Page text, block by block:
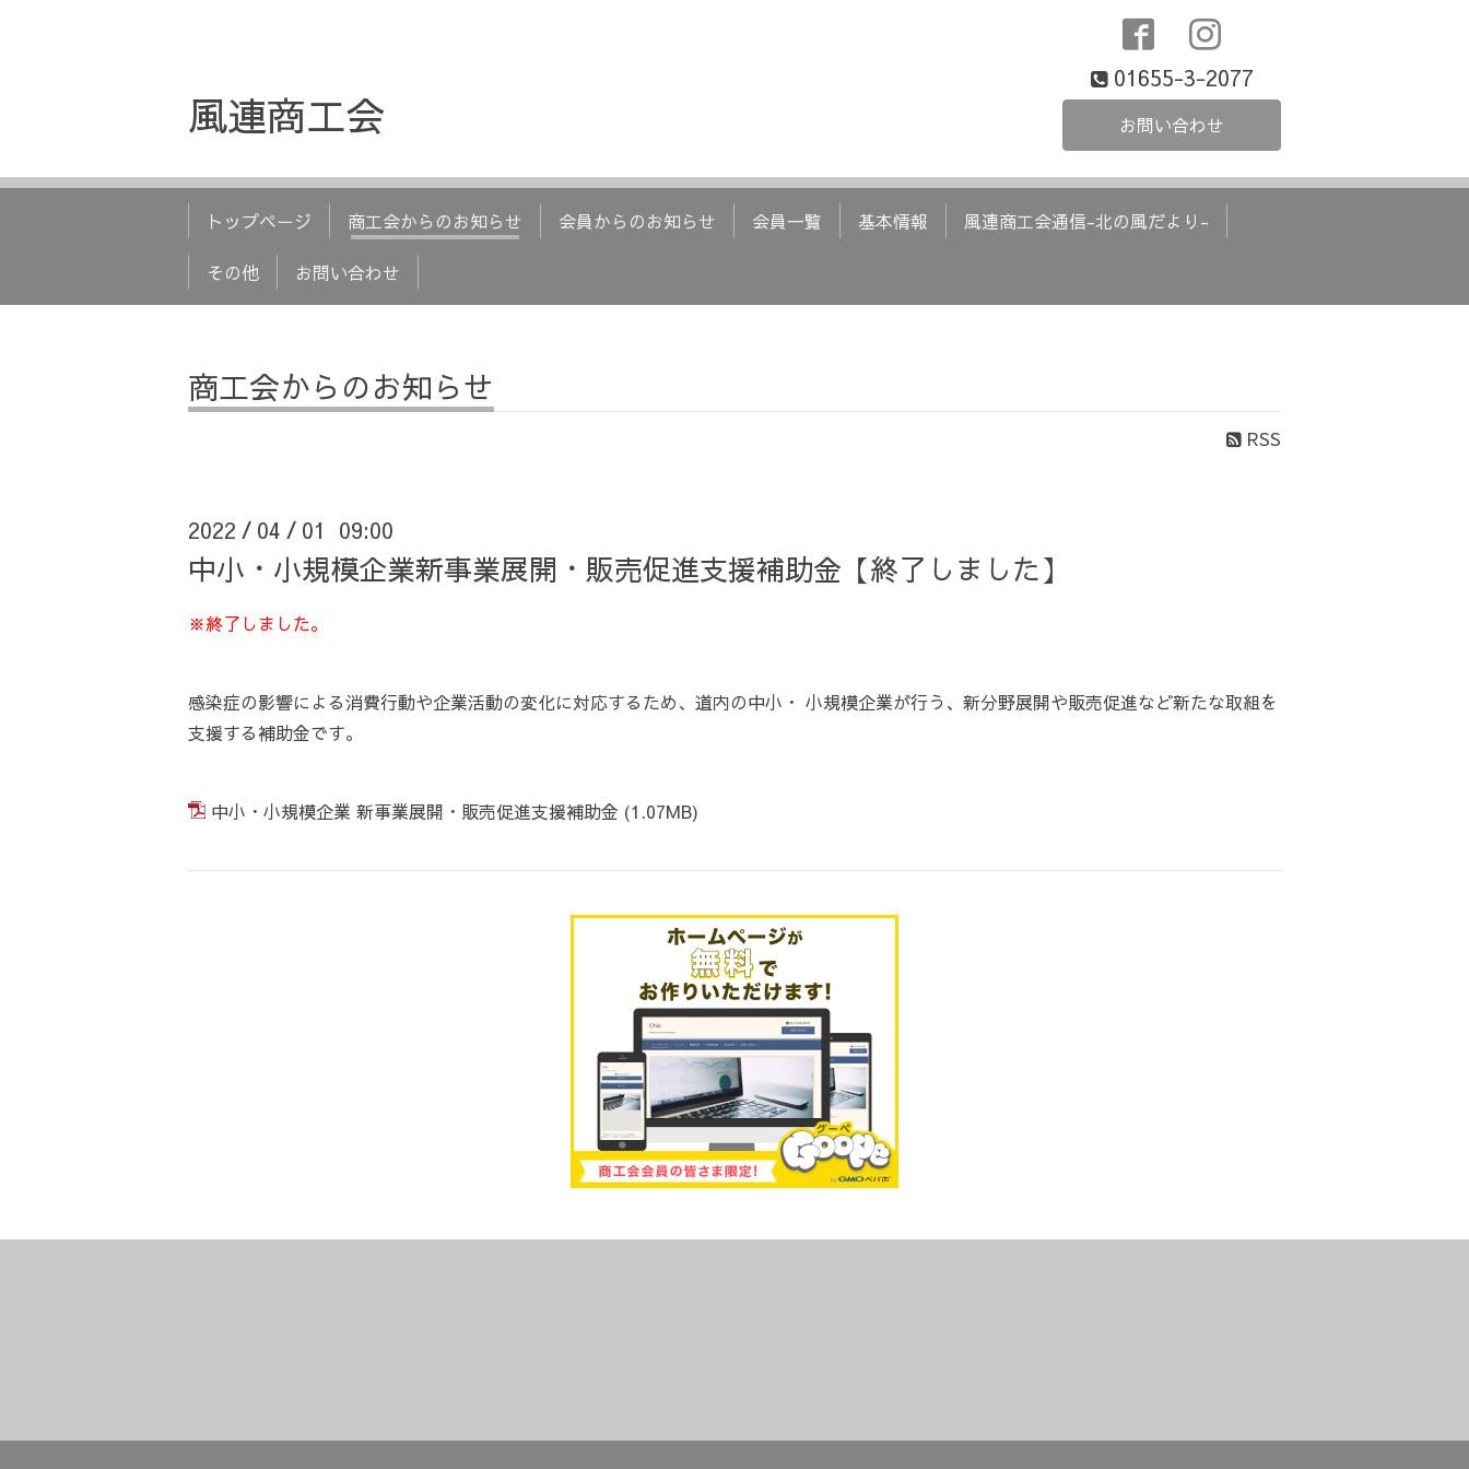
風連商工会
01655-3-2077
お問い合わせ
トップページ 商工会からのお知らせ 会員からのお知らせ 会員一覧 基本情報 風連商工会通信-北の風だより-
その他 お問い合わせ
商工会からのお知らせ
RSS
2022 / 04 / 01 09:00
中小・小規模企業新事業展開・販売促進支援補助金【終了しました】
※終了しました。
感染症の影響による消費行動や企業活動の変化に対応するため、道内の中小・ 小規模企業が行う、新分野展開や販売促進など新たな取組を
支援する補助金です。
中小・小規模企業 新事業展開・販売促進支援補助金 (1.07MB)